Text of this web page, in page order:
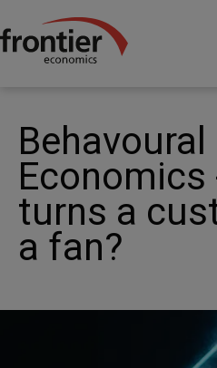
Home Nachrichten &
Behavoural Economics - What
Behavoural
Economics
turns a
a fan?